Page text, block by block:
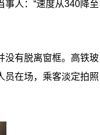
人：“速度从340降至
没有脱离窗框。高铁玻
员在场，乘客淡定拍照